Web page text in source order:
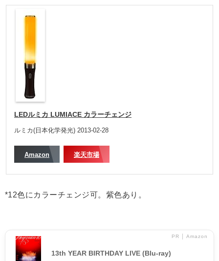
LEDルミカ LUMIACE カラーチェンジ
ルミカ(日本化学発光) 2013-02-28
Amazon 楽天市場
*12色にカラーチェンジ可。紫色あり。
PR │ Amazon
13th YEAR BIRTHDAY LIVE (Blu-ray)